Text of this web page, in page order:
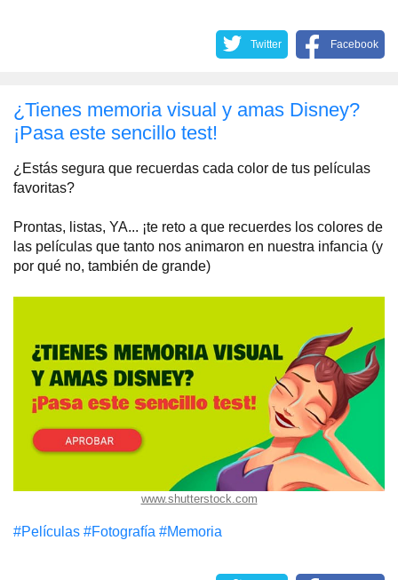
Twitter Facebook
¿Tienes memoria visual y amas Disney?
¡Pasa este sencillo test!
¿Estás segura que recuerdas cada color de tus películas
favoritas?
Prontas, listas, YA... ¡te reto a que recuerdes los colores de
las películas que tanto nos animaron en nuestra infancia (y
por qué no, también de grande)
www.shutterstock.com
#Películas #Fotografía #Memoria